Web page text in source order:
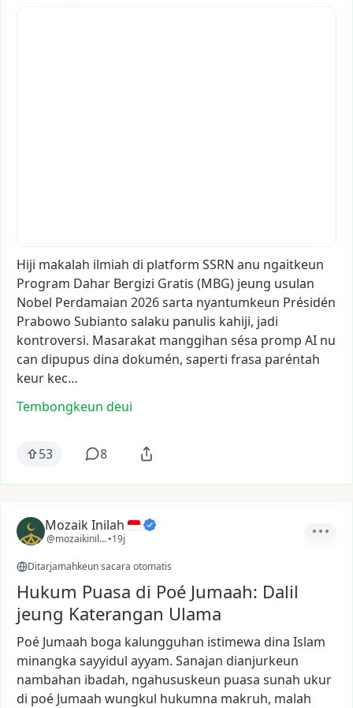
Hiji makalah ilmiah di platform SSRN anu ngaitkeun
Program Dahar Bergizi Gratis (MBG) jeung usulan
Nobel Perdamaian 2026sarta nyantumkeun Présidén
Prabowo Subianto salaku panulis kahiji, jadi
kontroversi. Masarakat manggihan sésa promp AI nu
can dipupus dina dokumén, saperti frasa paréntah
keur kec…
Tembongkeun deui
53 8
Mozaik Inilah
@mozaikinilah•19j
Ditarjamahkeun sacara otomatis
Hukum Puasa di Poé Jumaah: Dalil
jeung Katerangan Ulama
Poé Jumaah boga kalungguhan istimewa dina Islam
minangka sayyidul ayyam. Sanajan dianjurkeun
nambahan ibadah, ngahususkeun puasa sunah ukur
di poé Jumaah wungkul hukumna makruh, malah